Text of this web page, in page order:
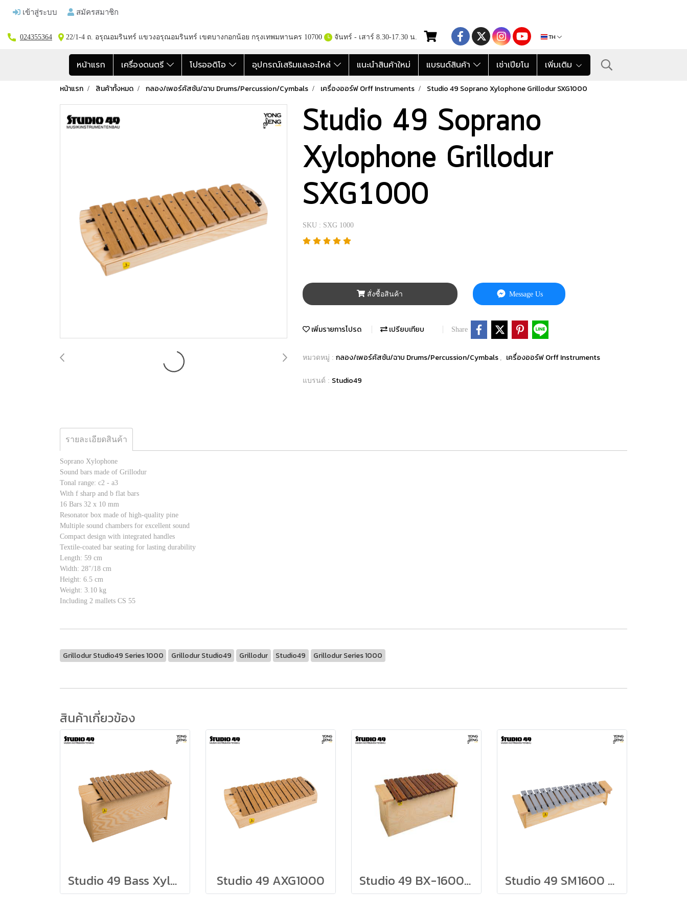
เข้าสู่ระบบ สมัครสมาชิก
024355364 22/1-4 ถ. อรุณอมรินทร์ แขวงอรุณอมรินทร์ เขตบางกอกน้อย กรุงเทพมหานคร 10700 จันทร์ - เสาร์ 8.30-17.30 น. TH
หน้าแรก เครื่องดนตรี โปรออดิโอ อุปกรณ์เสริมและอะไหล่ แนะนำสินค้าใหม่ แบรนด์สินค้า เช่าเปียโน เพิ่มเติม
หน้าแรก สินค้าทั้งหมด กลอง/เพอร์คัสชัน/ฉาบ Drums/Percussion/Cymbals เครื่องออร์ฟ Orff Instruments Studio 49 Soprano Xylophone Grillodur SXG1000
Studio 49 Soprano
Xylophone Grillodur
SXG1000
SKU : SXG 1000
สั่งซื้อสินค้า Message Us
เพิ่มรายการโปรด เปรียบเทียบ Share
หมวดหมู่ : กลอง/เพอร์คัสชัน/ฉาบ Drums/Percussion/Cymbals เครื่องออร์ฟ Orff Instruments
แบรนด์ : Studio49
รายละเอียดสินค้า
Soprano Xylophone
Sound bars made of Grillodur
Tonal range: c2 - a3
With f sharp and b flat bars
16 Bars 32 x 10 mm
Resonator box made of high-quality pine
Multiple sound chambers for excellent sound
Compact design with integrated handles
Textile-coated bar seating for lasting durability
Length: 59 cm
Width: 28"/18 cm
Height: 6.5 cm
Weight: 3.10 kg
Including 2 mallets CS 55
Grillodur Studio49 Series 1000 Grillodur Studio49 Grillodur Studio49 Grillodur Series 1000
สินค้าเกี่ยวข้อง
Studio 49 Bass Xylophone Grillodur BXG1000 Studio 49 AXG1000 Studio 49 BX-1600 Bass Xylophone Studio 49 SM1600 Soprano Metallophone